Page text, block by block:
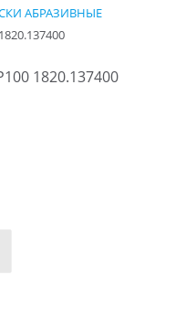
АБРАЗИВНЫЕ
1820.137400